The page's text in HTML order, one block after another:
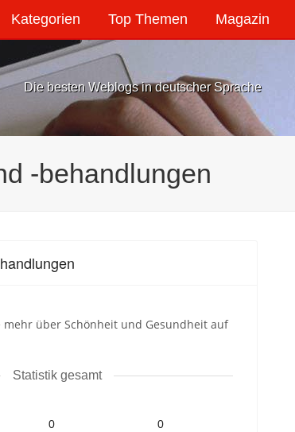
Kategorien Top Themen Magazin
Die besten Weblogs in deutscher Sprache
-behandlungen
über Schönheit und Gesundheit auf
Statistik gesamt
0 0